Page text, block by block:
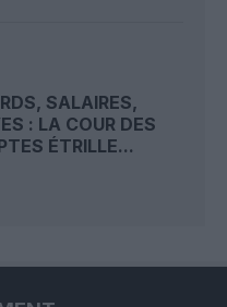
SALAIRES,
: LA COUR DES
ÉTRILLE...